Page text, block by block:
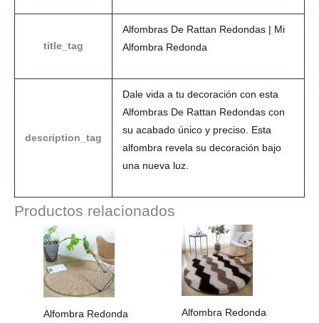
title_tag
Alfombras De Rattan Redondas | Mi
Alfombra Redonda
description_tag
Dale vida a tu decoración con esta
Alfombras De Rattan Redondas con
su acabado único y preciso. Esta
alfombra revela su decoración bajo
una nueva luz.
Productos relacionados
Alfombra Redonda
Alfombra Redonda
Rango
de
precios:
desde
28.99€
hasta
233.99€